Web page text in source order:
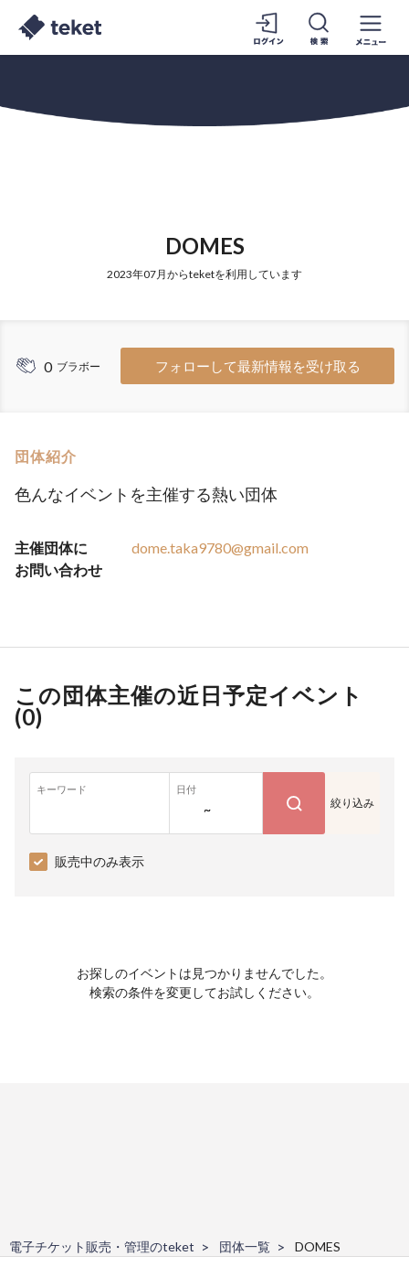
DOMES
2023年07月からteketを利用しています
0 ブラボー フォローして最新情報を受け取る
団体紹介
色んなイベントを主催する熱い団体
主催団体に
お問い合わせ
dome.taka9780@gmail.com
この団体主催の近日予定イベント
(0)
キーワード 日付
~ 絞り込み
販売中のみ表示
お探しのイベントは見つかりませんでした。
検索の条件を変更してお試しください。
電子チケット販売・管理のteket 団体一覧 DOMES